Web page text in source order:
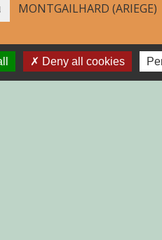
MONTGAILHARD (ARIEGE)
Deny all cookies